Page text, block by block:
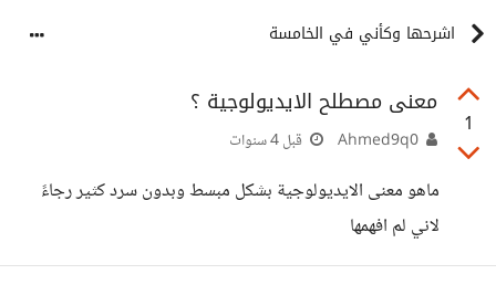
اشرحها وكأني في الخامسة
1
معنى مصطلح الايديولوجية ؟
قبل 4 سنوات
ماهو معنى الايديولوجية بشكل مبسط وبدون سرد كثير رجاءً
لاني لم افهمها